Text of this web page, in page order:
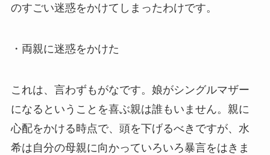
のすごい迷惑をかけてしまったわけです。
・両親に迷惑をかけた
これは、言わずもがなです。娘がシングルマザー
になるということを喜ぶ親は誰もいません。親に
心配をかける時点で、頭を下げるべきですが、水
希は自分の母親に向かっていろいろ暴言をはきま